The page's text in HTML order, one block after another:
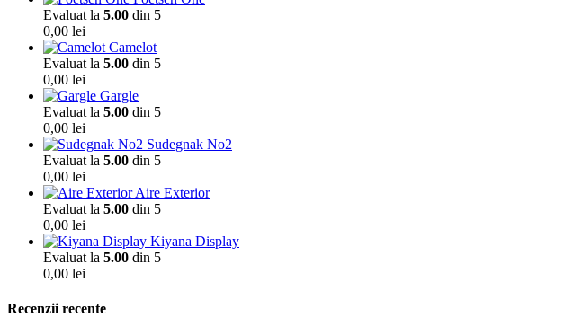
Evaluat la 5.00 din 5
0,00 lei
Camelot
Evaluat la 5.00 din 5
0,00 lei
Gargle
Evaluat la 5.00 din 5
0,00 lei
Sudegnak No2
Evaluat la 5.00 din 5
0,00 lei
Aire Exterior
Evaluat la 5.00 din 5
0,00 lei
Kiyana Display
Evaluat la 5.00 din 5
0,00 lei
Recenzii recente